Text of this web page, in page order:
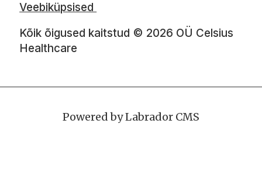
Veebiküpsised
Kõik õigused kaitstud © 2026 OÜ Celsius
Healthcare
Powered by Labrador CMS